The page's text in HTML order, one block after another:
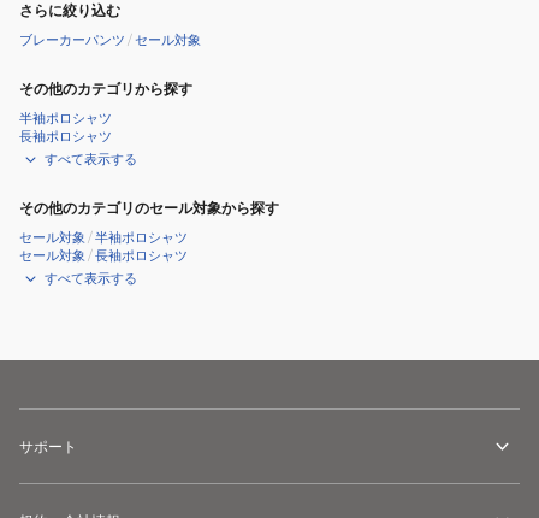
さらに絞り込む
ブレーカーパンツ /セール対象
その他のカテゴリから探す
半袖ポロシャツ
長袖ポロシャツ
すべて表示する
その他のカテゴリのセール対象から探す
セール対象 /半袖ポロシャツ
セール対象 /長袖ポロシャツ
すべて表示する
サポート